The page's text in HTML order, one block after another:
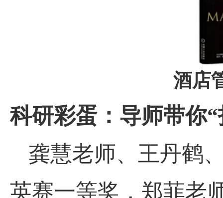
酒店
科研彩蛋：导师带你
龚慧老师、王丹鹤
英赛一等奖，郑菲老